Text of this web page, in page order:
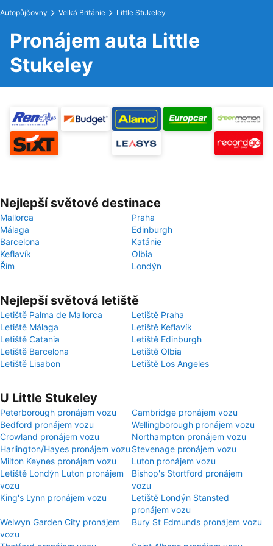
Autopůjčovny Velká Británie Little Stukeley
Pronájem auta Little
Stukeley
Nejlepší světové destinace
Mallorca
Praha
Málaga
Edinburgh
Barcelona
Katánie
Keflavík
Olbia
Řím
Londýn
Nejlepší světová letiště
Letiště Palma de Mallorca
Letiště Praha
Letiště Málaga
Letiště Keflavík
Letiště Catania
Letiště Edinburgh
Letiště Barcelona
Letiště Olbia
Letiště Lisabon
Letiště Los Angeles
U Little Stukeley
Peterborough pronájem vozu
Cambridge pronájem vozu
Bedford pronájem vozu
Wellingborough pronájem vozu
Crowland pronájem vozu
Northampton pronájem vozu
Harlington/Hayes pronájem vozu Stevenage pronájem vozu
Milton Keynes pronájem vozu
Luton pronájem vozu
Letiště Londýn Luton pronájem
vozu
Bishop's Stortford pronájem
vozu
King's Lynn pronájem vozu
Letiště Londýn Stansted
pronájem vozu
Welwyn Garden City pronájem
vozu
Bury St Edmunds pronájem vozu